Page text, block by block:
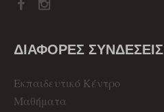
ΔΙΑΦΟΡΕΣ ΣΥΝΔΕΣΕΙΣ
Εκπαιδευτικό Κέντρο
Μαθήματα